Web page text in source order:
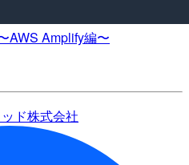
AWS Amplify編〜
ド株式会社